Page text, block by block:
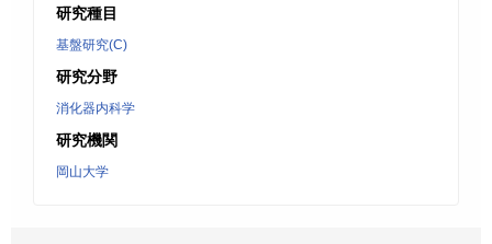
研究種目
基盤研究(C)
研究分野
消化器内科学
研究機関
岡山大学